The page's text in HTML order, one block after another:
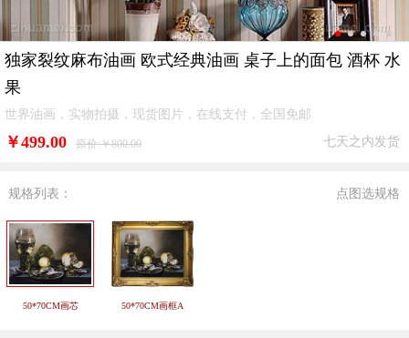
独家裂纹麻布油画 欧式经典油画 桌子上的面包 酒杯 水
果
世界油画，实物拍摄，现货图片，在线支付，全国免邮
￥499.00 原价:￥800.00 七天之内发货
规格列表： 点图选规格
50*70CM画芯 50*70CM画框A